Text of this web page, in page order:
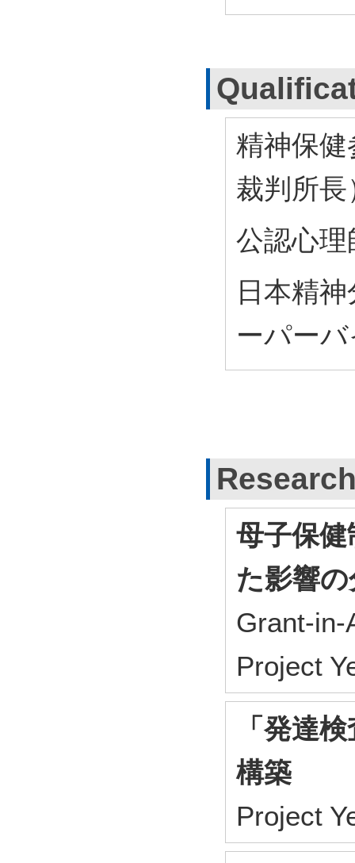
精神保
裁判所長
公認心理
日本精
ーパー
母子保
た影響
Grant-
Project
「発達
構築
Project